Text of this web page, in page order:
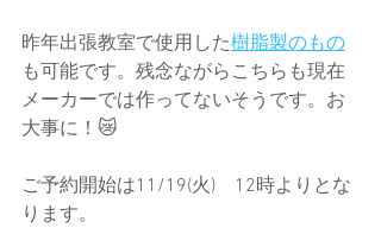
昨年出張教室で使用した樹脂製のもの
も可能です。残念ながらこちらも現在
メーカーでは作ってないそうです。お
大事に！😿
ご予約開始は11/19(火)　12時よりとな
ります。